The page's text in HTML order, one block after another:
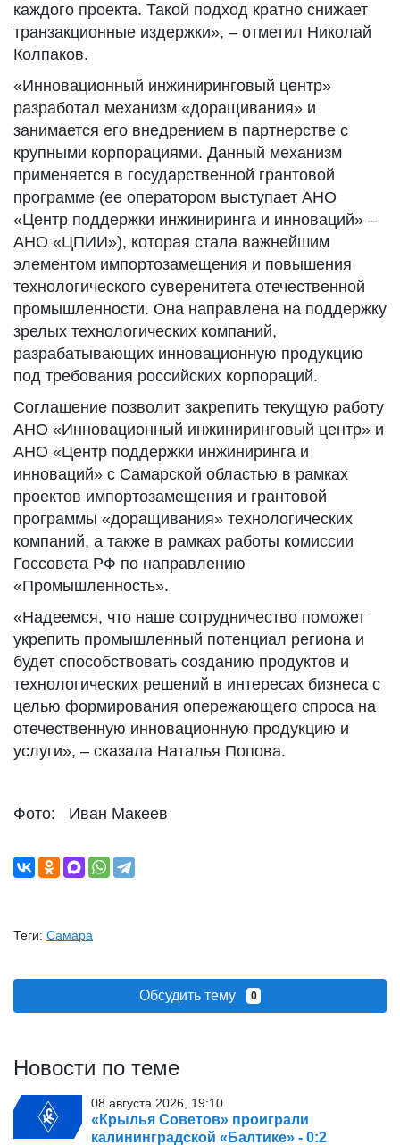
каждого проекта. Такой подход кратно снижает
транзакционные издержки», – отметил Николай
Колпаков.
«Инновационный инжиниринговый центр»
разработал механизм «доращивания» и
занимается его внедрением в партнерстве с
крупными корпорациями. Данный механизм
применяется в государственной грантовой
программе (ее оператором выступает АНО
«Центр поддержки инжиниринга и инноваций» –
АНО «ЦПИИ»), которая стала важнейшим
элементом импортозамещения и повышения
технологического суверенитета отечественной
промышленности. Она направлена на поддержку
зрелых технологических компаний,
разрабатывающих инновационную продукцию
под требования российских корпораций.
Соглашение позволит закрепить текущую работу
АНО «Инновационный инжиниринговый центр» и
АНО «Центр поддержки инжиниринга и
инноваций» с Самарской областью в рамках
проектов импортозамещения и грантовой
программы «доращивания» технологических
компаний, а также в рамках работы комиссии
Госсовета РФ по направлению
«Промышленность».
«Надеемся, что наше сотрудничество поможет
укрепить промышленный потенциал региона и
будет способствовать созданию продуктов и
технологических решений в интересах бизнеса с
целью формирования опережающего спроса на
отечественную инновационную продукцию и
услуги», – сказала Наталья Попова.
Фото: Иван Макеев
Теги: Самара
Обсудить тему 0
Новости по теме
08 августа 2026, 19:10
«Крылья Советов» проиграли
калининградской «Балтике» - 0:2